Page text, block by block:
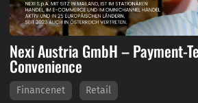
Nexi Austria GmbH – Payment-
Convenience
Financenet Retail